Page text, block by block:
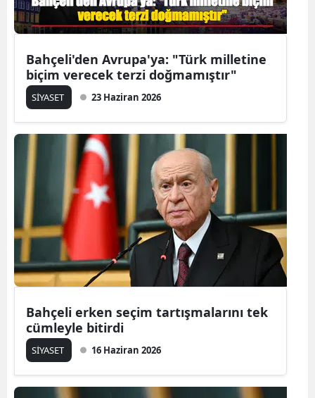
Bahçeli'den Avrupa'ya: "Türk milletine
biçim verecek terzi doğmamıştır"
SİYASET 23 Haziran 2026
Bahçeli erken seçim tartışmalarını tek
cümleyle bitirdi
SİYASET 16 Haziran 2026